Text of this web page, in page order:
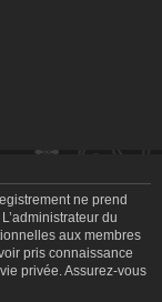
ne prend
du
aux membres
pris connaissance
privée. Assurez-vous